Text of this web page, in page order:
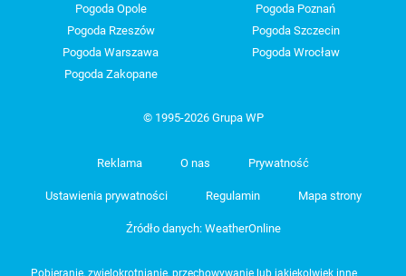
Pogoda Opole
Pogoda Poznań
Pogoda Rzeszów
Pogoda Szczecin
Pogoda Warszawa
Pogoda Wrocław
Pogoda Zakopane
© 1995-2026 Grupa WP
Reklama O nas Prywatność
Ustawienia prywatności Regulamin Mapa strony
Źródło danych: WeatherOnline
Pobieranie, zwielokrotnianie, przechowywanie lub jakiekolwiek inne